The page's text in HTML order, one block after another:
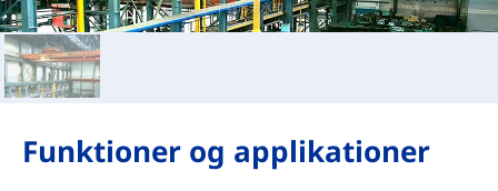
Funktioner og applikationer